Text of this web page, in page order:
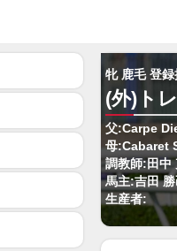
牝 鹿毛 登録
(外)ト
父:Carpe
母:Cabaret
調教師:田中
馬主:吉田
生産者: